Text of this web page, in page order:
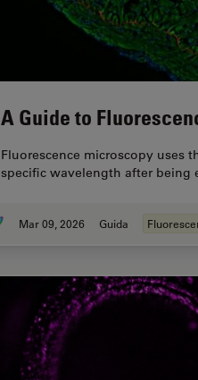
A Guide to
Fluorescence microscopy uses
specific wavelength after
Mar 09, 2026 Guida